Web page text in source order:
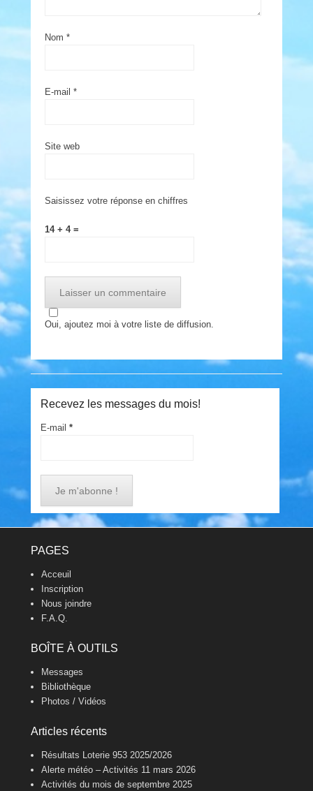
Nom *
E-mail *
Site web
Saisissez votre réponse en chiffres
14 + 4 =
Oui, ajoutez moi à votre liste de diffusion.
Recevez les messages du mois!
E-mail*
PAGES
Acceuil
Inscription
Nous joindre
F.A.Q.
BOÎTE À OUTILS
Messages
Bibliothèque
Photos / Vidéos
Articles récents
Résultats Loterie 953 2025/2026
Alerte météo – Activités 11 mars 2026
Activités du mois de septembre 2025